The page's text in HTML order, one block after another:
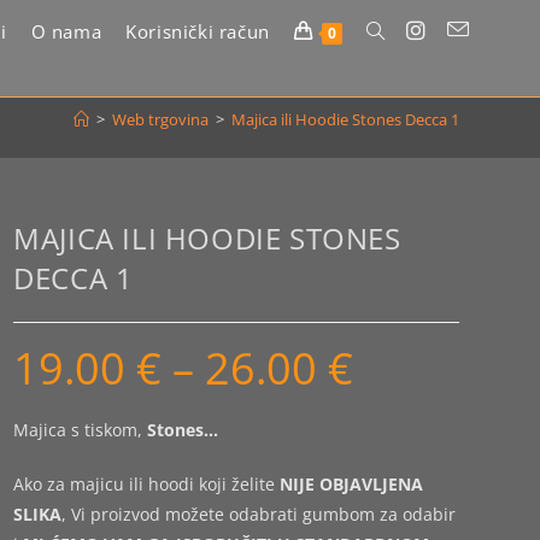
O nama Korisnički račun 0 Uključi/isključi
pretragu
web-
stranice
> Web trgovina > Majica ili Hoodie Stones Decca 1
MAJICA ILI HOODIE STONES
DECCA 1
19.00 € – 26.00 €
Majica s tiskom,Stones…
Ako za majicu ili hoodi koji želite NIJE OBJAVLJENA
SLIKA, Vi proizvod možete odabrati gumbom za odabir